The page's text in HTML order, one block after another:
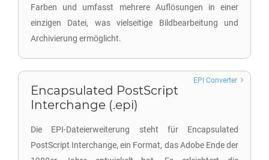
Farben und umfasst mehrere Auflösungen in einer
einzigen Datei, was vielseitige Bildbearbeitung und
Archivierung ermöglicht.
Encapsulated PostScript
Interchange (.epi)
Die EPI-Dateierweiterung steht für Encapsulated
PostScript Interchange, ein Format, das Adobe Ende der
EPI Converter